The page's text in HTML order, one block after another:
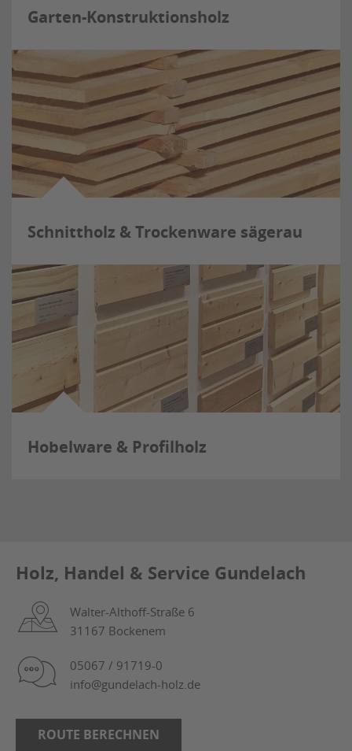
Garten-Konstruktionsholz
Schnittholz & Trockenware sägerau
Hobelware & Profilholz
Holz, Handel & Service Gundelach
Walter-Althoff-Straße 6
31167 Bockenem
05067 / 91719-0
info@gundelach-holz.de
ROUTE BERECHNEN